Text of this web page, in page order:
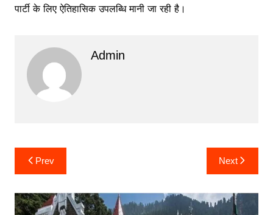
पार्टी के लिए ऐतिहासिक उपलब्धि मानी जा रही है।
Admin
Post
navigation
Prev Next